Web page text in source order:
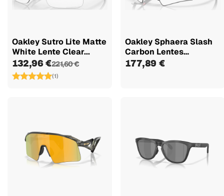
Oakley Sutro Lite Matte
White Lente Clear...
132,96 €221,60 €
(1)
Oakley Sphaera Slash
Carbon Lentes
Fotocrômicas...
177,89 €